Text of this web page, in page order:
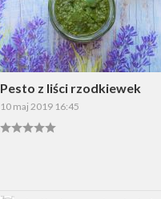
Pesto z liści rzodkiewek
10 maj 2019 16:45